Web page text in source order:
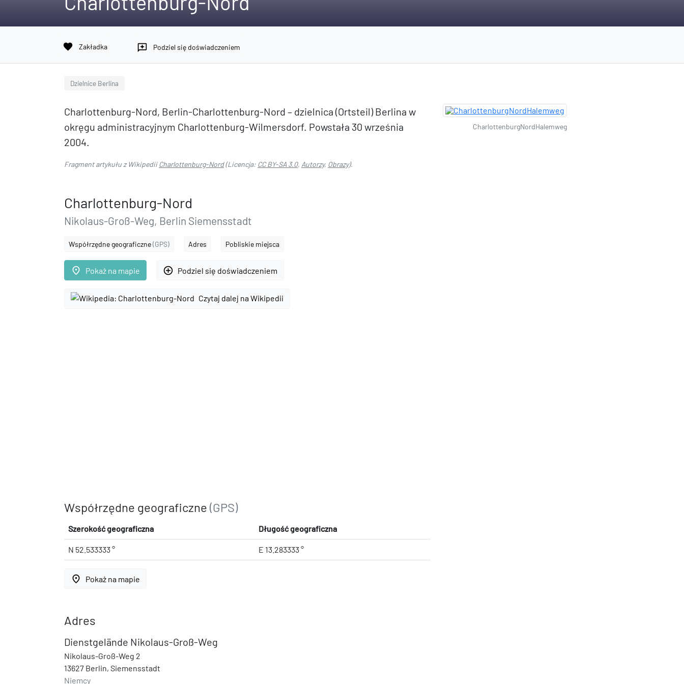
favorite Zakładka reviews Podziel się doświadczeniem
Dzielnice Berlina
Charlottenburg-Nord, Berlin-Charlottenburg-Nord – dzielnica (Ortsteil) Berlina w
okręgu administracyjnym Charlottenburg-Wilmersdorf. Powstała 30 września
2004.
Fragment artykułu z WikipediiCharlottenburg-Nord(Licencja: CC BY-SA 3.0, Autorzy, Obrazy).
Charlottenburg-Nord
Nikolaus-Groß-Weg, Berlin Siemensstadt
Współrzędne geograficzne(GPS) Adres Pobliskie miejsca
place Pokaż na mapie add_circle_outline Podziel się doświadczeniem
Czytaj dalej na Wikipedii
Współrzędne geograficzne (GPS)
Szerokość geograficzna Długość geograficzna
N 52.533333 ° E 13.283333 °
place Pokaż na mapie
Adres
Dienstgelände Nikolaus-Groß-Weg
Nikolaus-Groß-Weg 2
13627 Berlin, Siemensstadt
Niemcy
CharlottenburgNordHalemweg